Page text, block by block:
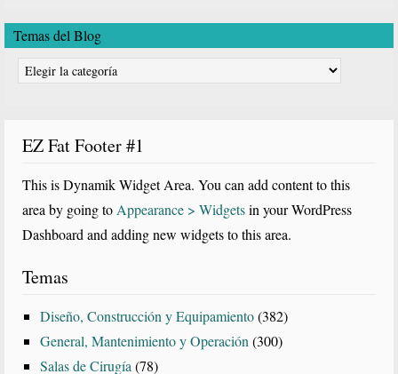
Temas del Blog
Temas
del
EZ Fat Footer #1
This is Dynamik Widget Area. You can add content to this
area by going to Appearance > Widgetsin your WordPress
Dashboard and adding new widgets to this area.
Temas
Diseño, Construcción y Equipamiento(382)
General, Mantenimiento y Operación (300)
Salas de Cirugía (78)